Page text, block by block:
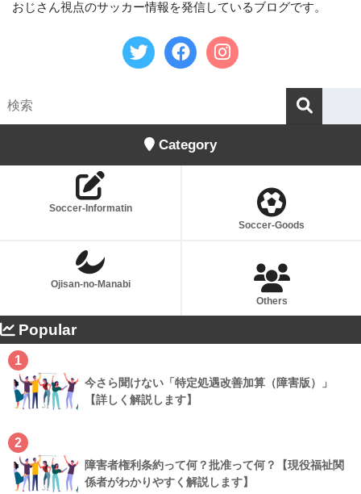
おじさん視点のサッカー情報を発信しているブログです。
Category
Soccer-Informatin
Soccer-Goods
Ojisan-no-Manabi
Others
Popular
1
今さら聞けない「特定処遇改善加算（障害版）」
【詳しく解説します】
2
障害者権利条約って何？批准って何？【現役福祉関
係者がわかりやすく解説します】